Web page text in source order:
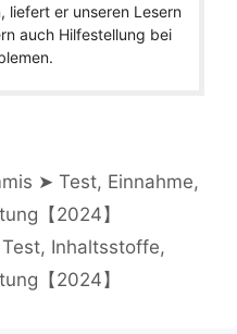
liefert er unseren Lesern
auch Hilfestellung bei
➤ Test, Einnahme,
【2024】
Inhaltsstoffe,
【2024】